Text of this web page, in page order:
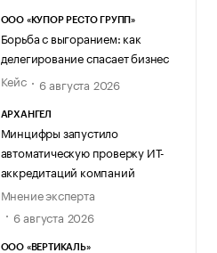
ООО «КУПОР РЕСТО ГРУПП»
Борьба с выгоранием: как
делегирование спасает бизнес
Кейс
6 августа 2026
АРХАНГЕЛ
Минцифры запустило
автоматическую проверку ИТ-
аккредитаций компаний
Мнение эксперта
6 августа 2026
ООО «ВЕРТИКАЛЬ»